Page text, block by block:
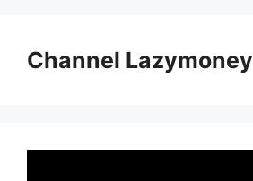
contentChannel Lazymoney